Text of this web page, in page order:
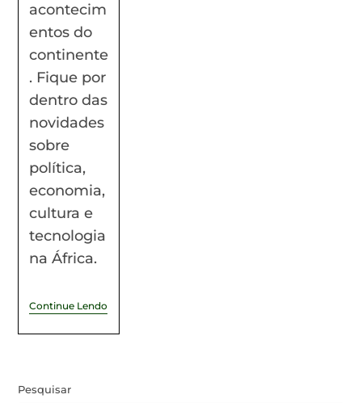
acontecim
entos do
continente
. Fique por
dentro das
novidades
sobre
política,
economia,
cultura e
tecnologia
na África.
Continue Lendo
Pesquisar